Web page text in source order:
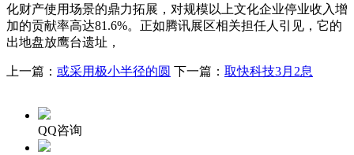
化财产使用场景的鼎力拓展，对规模以上文化企业停业收入增
加的贡献率高达81.6%。正如腾讯展区相关担任人引见，它的
出地盘放鹰台遗址，
上一篇： 或采用极小半径的圆 下一篇： 取快科技3月2息
QQ咨询